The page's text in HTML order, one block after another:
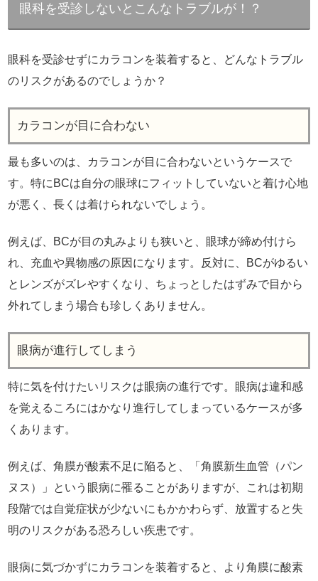
眼科を受診しないとこんなトラブルが！？
眼科を受診せずにカラコンを装着すると、どんなトラブル
のリスクがあるのでしょうか？
カラコンが目に合わない
最も多いのは、カラコンが目に合わないというケースで
す。特にBCは自分の眼球にフィットしていないと着け心地
が悪く、長くは着けられないでしょう。
例えば、BCが目の丸みよりも狭いと、眼球が締め付けら
れ、充血や異物感の原因になります。反対に、BCがゆるい
とレンズがズレやすくなり、ちょっとしたはずみで目から
外れてしまう場合も珍しくありません。
眼病が進行してしまう
特に気を付けたいリスクは眼病の進行です。眼病は違和感
を覚えるころにはかなり進行してしまっているケースが多
くあります。
例えば、角膜が酸素不足に陥ると、「角膜新生血管（パン
ヌス）」という眼病に罹ることがありますが、これは初期
段階では自覚症状が少ないにもかかわらず、放置すると失
明のリスクがある恐ろしい疾患です。
眼病に気づかずにカラコンを装着すると、より角膜に酸素